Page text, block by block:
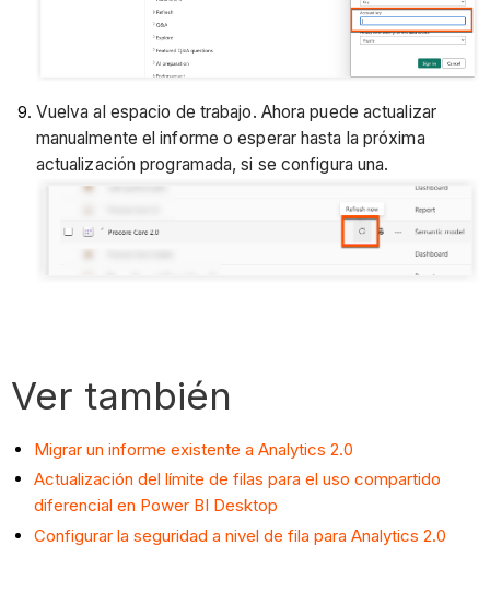
Vuelva al espacio de trabajo. Ahora puede actualizar
manualmente el informe o esperar hasta la próxima
actualización programada, si se configura una.
Ver también
Migrar un informe existente a Analytics 2.0
Actualización del límite de filas para el uso compartido
diferencial en Power BI Desktop
Configurar la seguridad a nivel de fila para Analytics 2.0